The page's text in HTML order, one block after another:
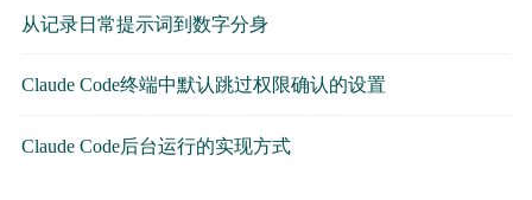
从记录日常提示词到数字分身
Claude Code终端中默认跳过权限确认的设置
Claude Code后台运行的实现方式